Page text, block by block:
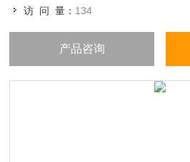
访 问 量： 134
产品咨询